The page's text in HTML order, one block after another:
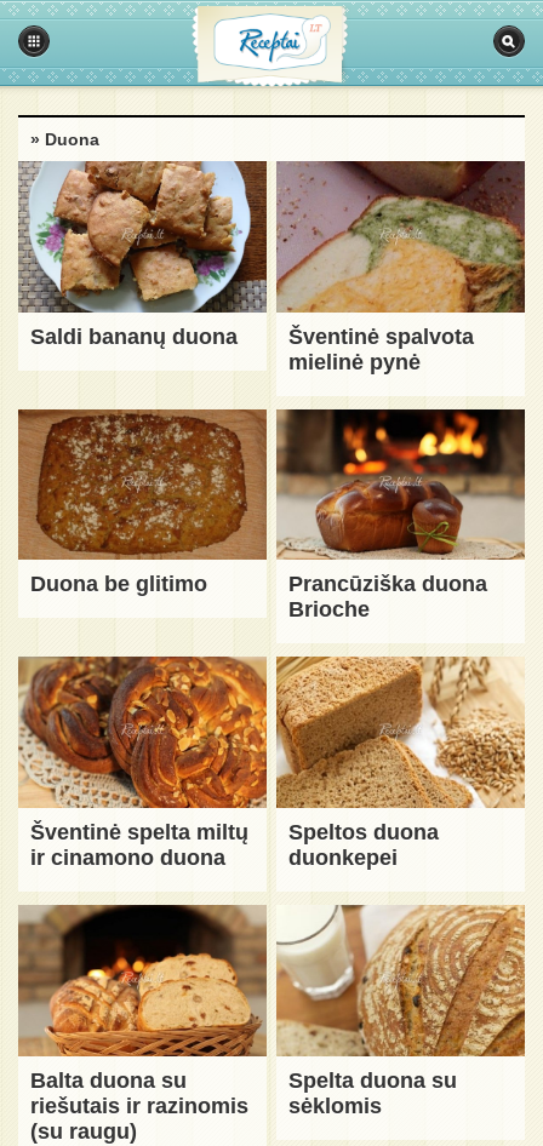
» Duona
Saldi bananų duona
Šventinė spalvota
mielinė pynė
Duona be glitimo
Prancūziška duona
Brioche
Šventinė spelta miltų
ir cinamono duona
Speltos duona
duonkepei
Balta duona su
riešutais ir razinomis
(su raugu)
Spelta duona su
sėklomis